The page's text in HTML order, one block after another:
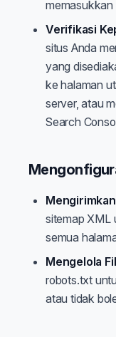
memasukkan
Verifikasi
situs Anda
yang
ke halaman
server, atau
Search
sitemap XML
semua
Mengelola
robots.txt
atau tidak